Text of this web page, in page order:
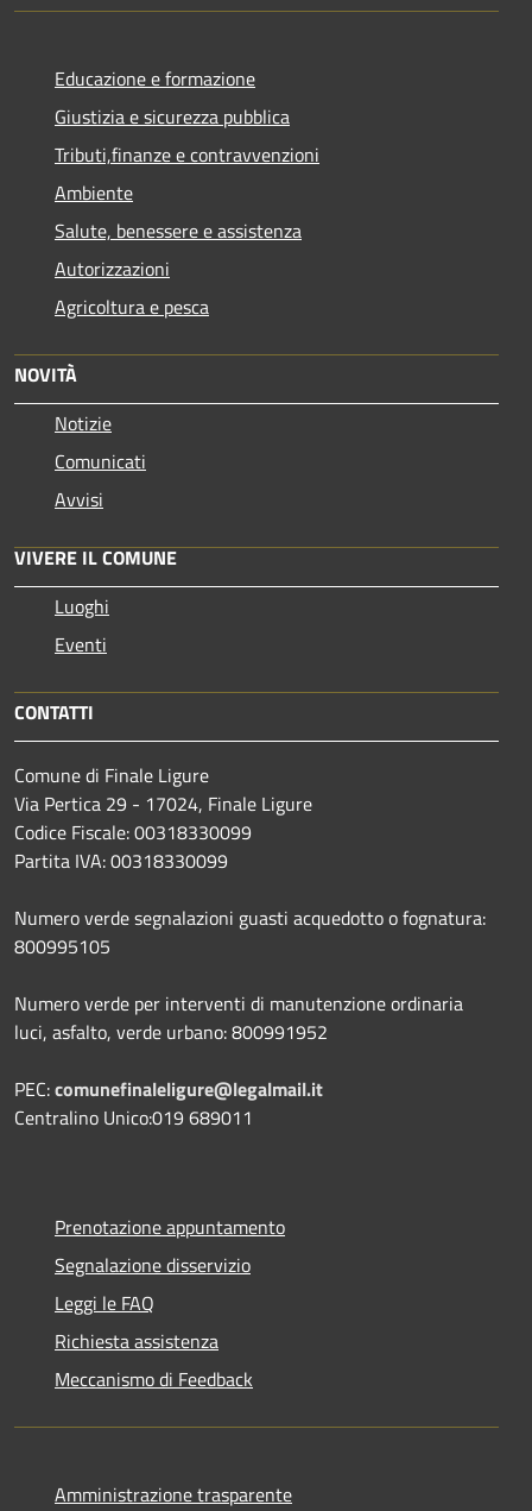
Educazione e formazione
Giustizia e sicurezza pubblica
Tributi,finanze e contravvenzioni
Ambiente
Salute, benessere e assistenza
Autorizzazioni
Agricoltura e pesca
NOVITÀ
Notizie
Comunicati
Avvisi
VIVERE IL COMUNE
Luoghi
Eventi
CONTATTI
Comune di Finale Ligure
Via Pertica 29 - 17024, Finale Ligure
Codice Fiscale: 00318330099
Partita IVA: 00318330099
Numero verde segnalazioni guasti acquedotto o fognatura:
800995105
Numero verde per interventi di manutenzione ordinaria
luci, asfalto, verde urbano: 800991952
PEC:comunefinaleligure@legalmail.it
Centralino Unico:019 689011
Prenotazione appuntamento
Segnalazione disservizio
Leggi le FAQ
Richiesta assistenza
Meccanismo di Feedback
Amministrazione trasparente